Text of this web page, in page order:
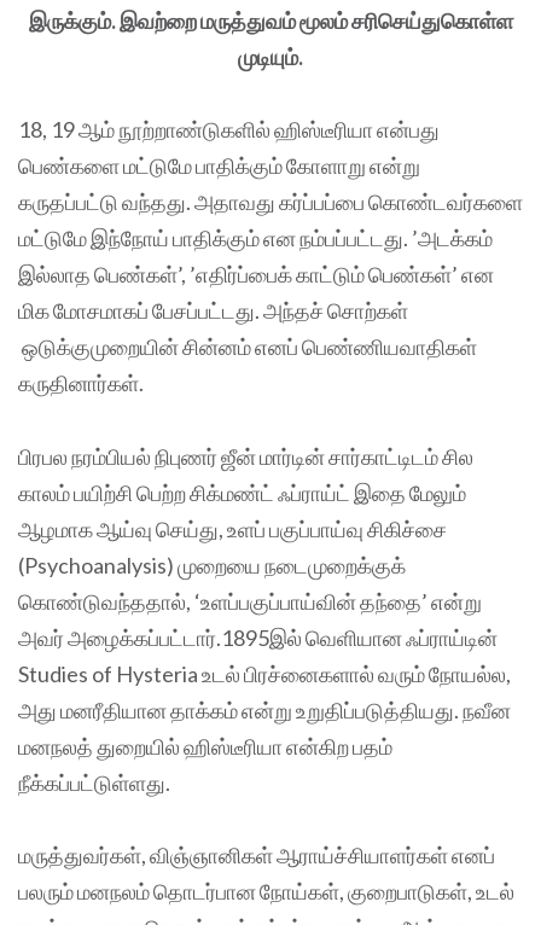
இருக்கும். இவற்றை மருத்துவம் மூலம் சரிசெய்துகொள்ள
முடியும்.
18, 19 ஆம் நூற்றாண்டுகளில் ஹிஸ்டீரியா என்பது
பெண்களை மட்டுமே பாதிக்கும் கோளாறு என்று
கருதப்பட்டு வந்தது. அதாவது கர்ப்பப்பை கொண்டவர்களை
மட்டுமே இந்நோய் பாதிக்கும் என நம்பப்பட்டது. ’அடக்கம்
இல்லாத பெண்கள்’, ’எதிர்ப்பைக் காட்டும் பெண்கள்’ என
மிக மோசமாகப் பேசப்பட்டது. அந்தச் சொற்கள்
ஒடுக்குமுறையின் சின்னம் எனப் பெண்ணியவாதிகள்
கருதினார்கள்.
பிரபல நரம்பியல் நிபுணர் ஜீன் மார்டின் சார்காட்டிடம் சில
காலம் பயிற்சி பெற்ற சிக்மண்ட் ஃப்ராய்ட் இதை மேலும்
ஆழமாக ஆய்வு செய்து, உளப் பகுப்பாய்வு சிகிச்சை
(Psychoanalysis) முறையை நடைமுறைக்குக்
கொண்டுவந்ததால், ‘உளப்பகுப்பாய்வின் தந்தை’ என்று
அவர் அழைக்கப்பட்டார்.1895இல் வெளியான ஃப்ராய்டின்
Studies of Hysteria உடல் பிரச்னைகளால் வரும் நோயல்ல,
அது மனரீதியான தாக்கம் என்று உறுதிப்படுத்தியது. நவீன
மனநலத் துறையில் ஹிஸ்டீரியா என்கிற பதம்
நீக்கப்பட்டுள்ளது.
மருத்துவர்கள், விஞ்ஞானிகள் ஆராய்ச்சியாளர்கள் எனப்
பலரும் மனநலம் தொடர்பான நோய்கள், குறைபாடுகள், உடல்